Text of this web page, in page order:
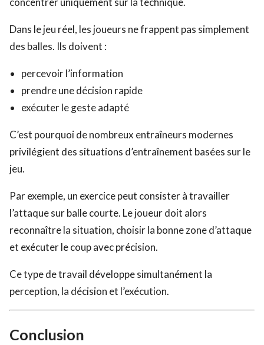
Dans le jeu réel, les joueurs ne frappent pas simplement
des balles. Ils doivent :
percevoir l’information
prendre une décision rapide
exécuter le geste adapté
C’est pourquoi de nombreux entraîneurs modernes
privilégient des situations d’entraînement basées sur le
jeu.
Par exemple, un exercice peut consister à travailler
l’attaque sur balle courte. Le joueur doit alors
reconnaître la situation, choisir la bonne zone d’attaque
et exécuter le coup avec précision.
Ce type de travail développe simultanément la
perception, la décision et l’exécution.
Conclusion